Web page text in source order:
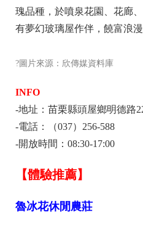
瑰品種，於噴泉花園、花廊
有夢幻玻璃屋作伴，饒富浪漫
?圖片來源：欣傳媒資料庫
INFO
-地址：苗栗縣頭屋鄉明德路
-電話：（037）256-588
-開放時間：08:30-17:00
【體驗推薦】
魯冰花休閒農莊